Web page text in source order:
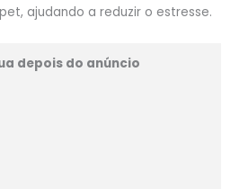
ajudando a reduzir o estresse.
depois do anúncio